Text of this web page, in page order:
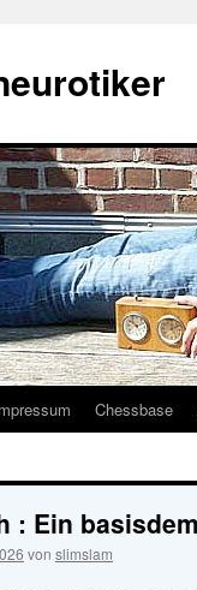
Chessbase
: Ein
von slimslam